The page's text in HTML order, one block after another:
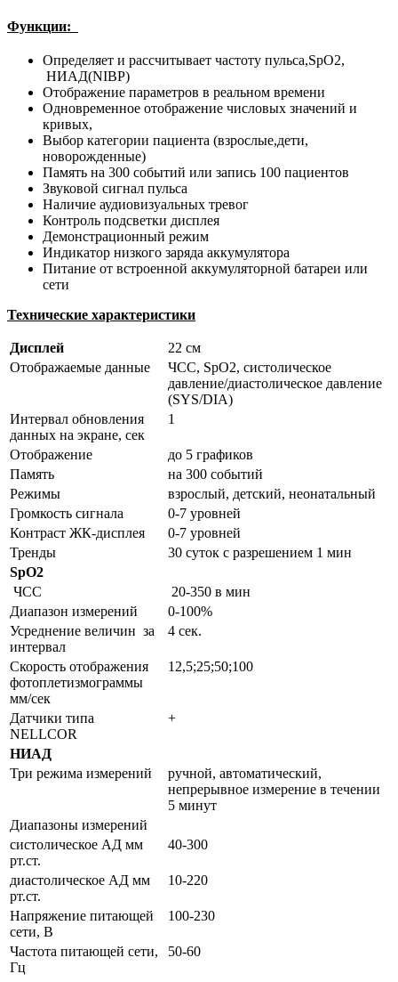
Функции:
Определяет и рассчитывает частоту пульса,SpO2,
НИАД(NIBP)
Отображение параметров в реальном времени
Одновременное отображение числовых значений и
кривых,
Выбор категории пациента (взрослые,дети,
новорожденные)
Память на 300 событий или запись 100 пациентов
Звуковой сигнал пульса
Наличие аудиовизуальных тревог
Контроль подсветки дисплея
Демонстрационный режим
Индикатор низкого заряда аккумулятора
Питание от встроенной аккумуляторной батареи или
сети
Технические характеристики
Дисплей
22 см
Отображаемые данные
ЧСС, SpO2, систолическое
давление/диастолическое давление
(SYS/DIA)
Интервал обновления
данных на экране, сек
1
Отображение
до 5 графиков
Память
на 300 событий
Режимы
взрослый, детский, неонатальный
Громкость сигнала
0-7 уровней
Контраст ЖК-дисплея
0-7 уровней
Тренды
30 суток с разрешением 1 мин
SpO2
ЧСС
20-350 в мин
Диапазон измерений
0-100%
Усреднение величин за
интервал
4 сек.
Скорость отображения
фотоплетизмограммы
мм/сек
12,5;25;50;100
Датчики типа
NELLCOR
+
НИАД
Три режима измерений
ручной, автоматический,
непрерывное измерение в течении
5 минут
Диапазоны измерений
систолическое АД мм
рт.ст.
40-300
диастолическое АД мм
рт.ст.
10-220
Напряжение питающей
сети, В
100-230
Частота питающей сети,
Гц
50-60